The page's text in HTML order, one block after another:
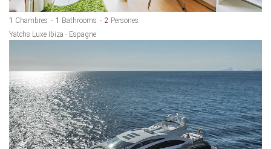
1 Chambres 1 Bathrooms 2 Persones
Yatchs Luxe Ibiza - Espagne